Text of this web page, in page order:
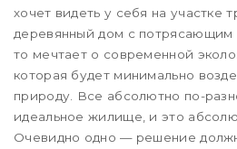
хочет видеть у себя на участке
деревянный дом с потрясающим
то мечтает о современной
которая будет минимально
природу. Все абсолютно по-
идеальное жилище, и это
Очевидно одно — решение